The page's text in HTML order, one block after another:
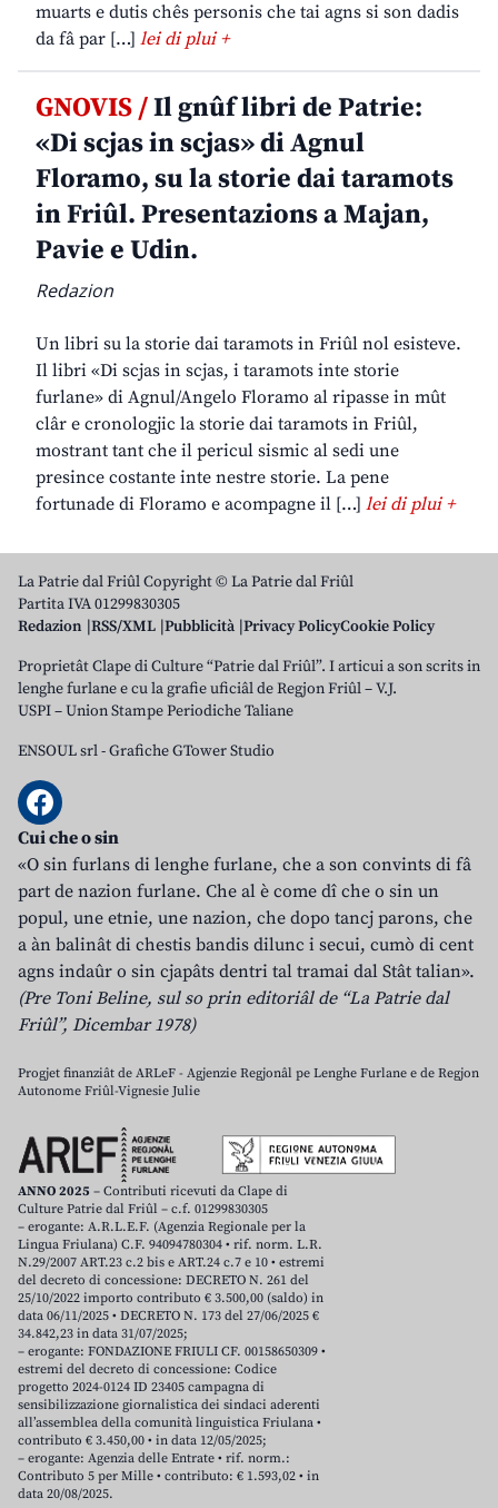
muarts e dutis chês personis che tai agns si son dadis
da fâ par […] lei di plui +
GNOVIS /Il gnûf libri de Patrie:
«Di scjas in scjas» di Agnul
Floramo, su la storie dai taramots
in Friûl. Presentazions a Majan,
Pavie e Udin.
Redazion
Un libri su la storie dai taramots in Friûl nol esisteve.
Il libri «Di scjas in scjas, i taramots inte storie
furlane» di Agnul/Angelo Floramo al ripasse in mût
clâr e cronologjic la storie dai taramots in Friûl,
mostrant tant che il pericul sismic al sedi une
presince costante inte nestre storie. La pene
fortunade di Floramo e acompagne il […] lei di plui +
La Patrie dal Friûl Copyright © La Patrie dal Friûl
Partita IVA 01299830305
Redazion RSS/XML Pubblicità Privacy PolicyCookie Policy
Proprietât Clape di Culture “Patrie dal Friûl”. I articui a son scrits in
lenghe furlane e cu la grafie uficiâl de Regjon Friûl – V.J.
USPI – Union Stampe Periodiche Taliane
ENSOUL srl-Grafiche GTower Studio
Cui che o sin
«O sin furlans di lenghe furlane, che a son convints di fâ
part de nazion furlane. Che al è come dî che o sin un
popul, une etnie, une nazion, che dopo tancj parons, che
a àn balinât di chestis bandis dilunc i secui, cumò di cent
agns indaûr o sin cjapâts dentri tal tramai dal Stât talian».
(Pre Toni Beline, sul so prin editoriâl de “La Patrie dal
Friûl”, Dicembar 1978)
Progjet finanziât de ARLeF - Agjenzie Regjonâl pe Lenghe Furlane e de Regjon
Autonome Friûl-Vignesie Julie
ANNO 2025 – Contributi ricevuti da Clape di
Culture Patrie dal Friûl – c.f. 01299830305
– erogante: A.R.L.E.F. (Agenzia Regionale per la
Lingua Friulana) C.F. 94094780304 • rif. norm. L.R.
N.29/2007 ART.23 c.2 bis e ART.24 c.7 e 10 • estremi
del decreto di concessione: DECRETO N. 261 del
25/10/2022 importo contributo € 3.500,00 (saldo) in
data 06/11/2025 • DECRETO N. 173 del 27/06/2025 €
34.842,23 in data 31/07/2025;
– erogante: FONDAZIONE FRIULI CF. 00158650309 •
estremi del decreto di concessione: Codice
progetto 2024-0124 ID 23405 campagna di
sensibilizzazione giornalistica dei sindaci aderenti
all’assemblea della comunità linguistica Friulana •
contributo € 3.450,00 • in data 12/05/2025;
– erogante: Agenzia delle Entrate • rif. norm.:
Contributo 5 per Mille • contributo: € 1.593,02 • in
data 20/08/2025.